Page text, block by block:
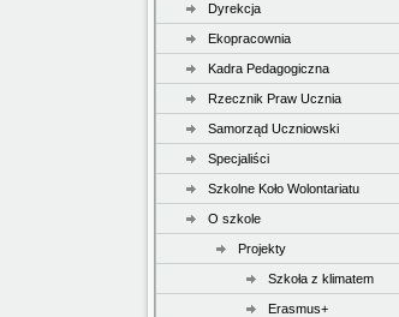
Dyrekcja
Ekopracownia
Kadra Pedagogiczna
Rzecznik Praw Ucznia
Samorząd Uczniowski
Specjaliści
Szkolne Koło Wolontariatu
O szkole
Projekty
Szkoła z klimatem
Erasmus+